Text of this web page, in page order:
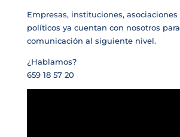
Empresas, instituciones,
políticos ya cuentan con nosotros
comunicación al siguiente nivel.
¿Hablamos?
659 18 57 20